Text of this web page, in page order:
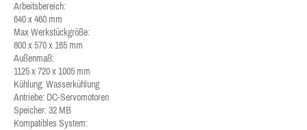
Arbeitsbereich:
640 x 460 mm
Max Werkstückgröße:
800 x 570 x 165 mm
Außenmaß:
1125 x 720 x 1005 mm
Kühlung: Wasserkühlung
Antriebe: DC-Servomotoren
Speicher: 32 MB
Kompatibles System: